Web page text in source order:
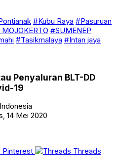
#Kubu Raya #Pasuruan
#SUMENEP
#Tasikmalaya #Intan jaya
Penyaluran BLT-DD
19
14 Mei 2020
Pinterest Threads